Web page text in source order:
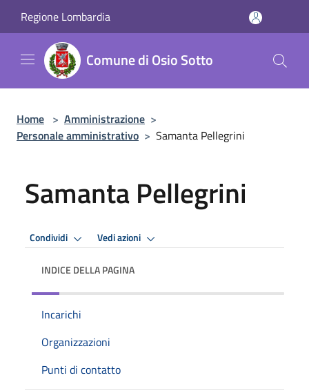
Regione Lombardia
Comune di Osio Sotto
Home > Amministrazione >
Personale amministrativo > Samanta Pellegrini
Samanta Pellegrini
Condividi Vedi azioni
INDICE DELLA PAGINA
Incarichi
Organizzazioni
Punti di contatto